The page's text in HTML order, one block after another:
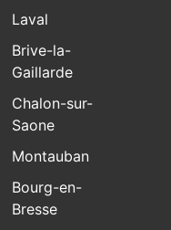
Laval
Brive-la-
Gaillarde
Chalon-sur-
Saone
Montauban
Bourg-en-
Bresse